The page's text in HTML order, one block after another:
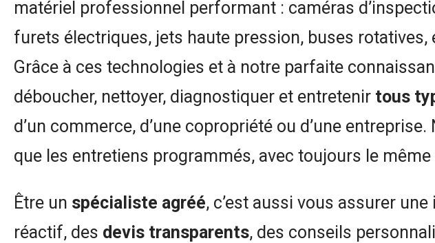
matériel professionnel performant : caméras
furets électriques, jets haute pression, buses rotatives,
Grâce à ces technologies et à notre parfaite
déboucher, nettoyer, diagnostiquer et entretenir tous
d’un commerce, d’une copropriété ou d’une
que les entretiens programmés, avec toujours le
Être un spécialiste agréé, c’est aussi vous assurer
réactif, des devis transparents, des conseils